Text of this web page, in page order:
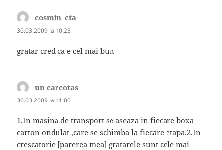
cosmin_cta
30.03.2009 la 10:23
gratar cred ca e cel mai bun
un carcotas
30.03.2009 la 11:00
1.In masina de transport se aseaza in fiecare boxa
carton ondulat ,care se schimba la fiecare etapa.2.In
crescatorie [parerea mea] gratarele sunt cele mai